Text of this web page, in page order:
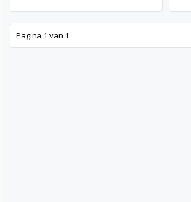
Pagina 1 van 1